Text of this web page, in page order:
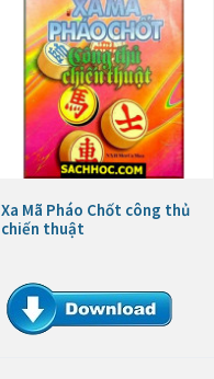
Xa Mã Pháo Chốt công thủ
chiến thuật